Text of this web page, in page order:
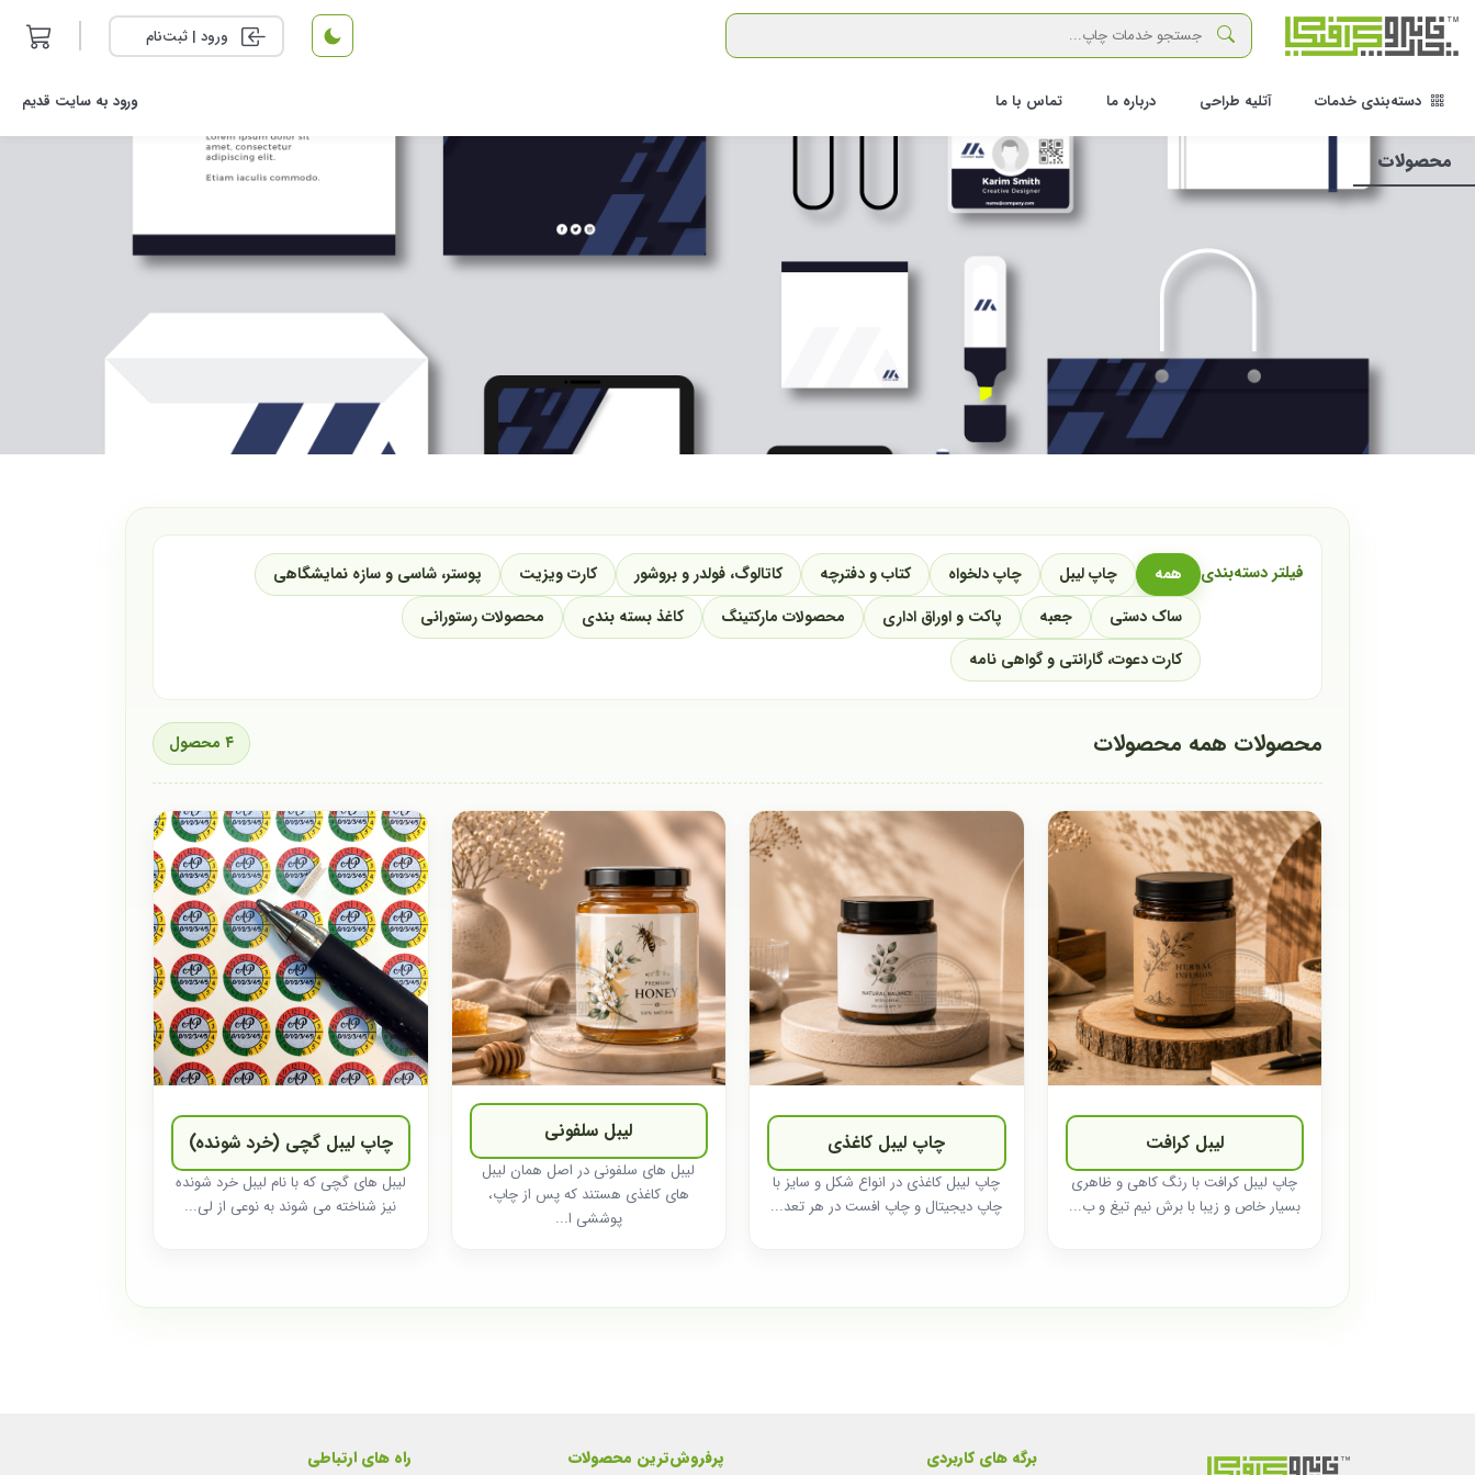
ورود | ثبت‌نام
دسته‌بندی خدمات آتلیه طراحی درباره ما تماس با ما ورود به سایت قدیم
محصولات
فیلتر دسته‌بندی همه چاپ لیبل چاپ دلخواه کتاب و دفترچه کاتالوگ، فولدر و بروشور کارت ویزیت
پوستر، شاسی و سازه نمایشگاهی
ساک دستی
جعبه پاکت و اوراق اداری محصولات مارکتینگ کاغذ بسته بندی
محصولات رستورانی
کارت دعوت، گارانتی و گواهی نامه
محصولات همه محصولات ۴ محصول
لیبل کرافت
چاپ لیبل کرافت با رنگ کاهی و ظاهری
بسیار خاص و زیبا با برش نیم تیغ و ب...
چاپ لیبل کاغذی
چاپ لیبل کاغذی در انواع شکل و سایز با
چاپ دیجیتال و چاپ افست در هر تعد...
لیبل سلفونی
لیبل های سلفونی در اصل همان لیبل
های کاغذی هستند که پس از چاپ،
پوششی ا...
چاپ لیبل گچی (خرد شونده)
لیبل های گچی که با نام لیبل خرد شونده
نیز شناخته می شوند به نوعی از لی...
برگه های کاربردی پرفروش‌ترین محصولات راه های ارتباطی